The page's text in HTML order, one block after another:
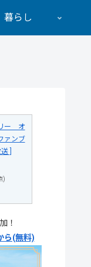
暮らし
ー オ
ァンブ
]
)
！
ら(無料)